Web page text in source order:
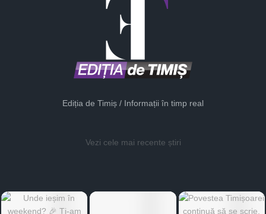
Ediția de Timiș / Informații în timp real
Vezi cele mai recente știri